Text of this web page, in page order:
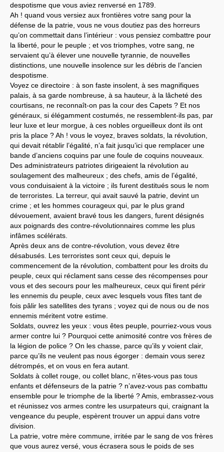
despotisme que vous aviez renversé en 1789.
Ah ! quand vous versiez aux frontières votre sang pour la
défense de la patrie, vous ne vous doutiez pas des horreurs
qu’on commettait dans l’intérieur : vous pensiez combattre pour
la liberté, pour le peuple ; et vos triomphes, votre sang, ne
servaient qu’à élever une nouvelle tyrannie, de nouvelles
distinctions, une nouvelle insolence sur les débris de l’ancien
despotisme.
Voyez ce directoire : à son faste insolent, à ses magnifiques
palais, à sa garde nombreuse, à sa hauteur, à la lâcheté des
courtisans, ne reconnaît-on pas la cour des Capets ? Et nos
généraux, si élégamment costumés, ne ressemblent-ils pas, par
leur luxe et leur morgue, à ces nobles orgueilleux dont ils ont
pris la place ? Ah ! vous le voyez, braves soldats, la révolution,
qui devait rétablir l’égalité, n’a fait jusqu’ici que remplacer une
bande d’anciens coquins par une foule de coquins nouveaux.
Des administrateurs patriotes dirigeaient la révolution au
soulagement des malheureux ; des chefs, amis de l’égalité,
vous conduisaient à la victoire ; ils furent destitués sous le nom
de terroristes. La terreur, qui avait sauvé la patrie, devint un
crime ; et les hommes courageux qui, par le plus grand
dévouement, avaient bravé tous les dangers, furent désignés
aux poignards des contre-révolutionnaires comme les plus
infâmes scélérats.
Après deux ans de contre-révolution, vous devez être
désabusés. Les terroristes sont ceux qui, depuis le
commencement de la révolution, combattent pour les droits du
peuple, ceux qui réclament sans cesse des récompenses pour
vous et des secours pour les malheureux, ceux qui firent périr
les ennemis du peuple, ceux avec lesquels vous fîtes tant de
fois pâlir les satellites des tyrans ; voyez qui de nous ou de nos
ennemis méritent votre estime.
Soldats, ouvrez les yeux : vous êtes peuple, pourriez-vous vous
armer contre lui ? Pourquoi cette animosité contre vos frères de
la légion de police ? On les chasse, parce qu’ils y voient clair,
parce qu’ils ne veulent pas nous égorger : demain vous serez
détrompés, et on vous en fera autant.
Soldats à collet rouge, ou collet blanc, n’êtes-vous pas tous
enfants et défenseurs de la patrie ? n’avez-vous pas combattu
ensemble pour le triomphe de la liberté ? Amis, embrassez-vous
et réunissez vos armes contre les usurpateurs qui, craignant la
vengeance du peuple, espèrent trouver un appui dans votre
division.
La patrie, votre mère commune, irritée par le sang de vos frères
que vous aurez versé, vous écrasera sous le poids de ses